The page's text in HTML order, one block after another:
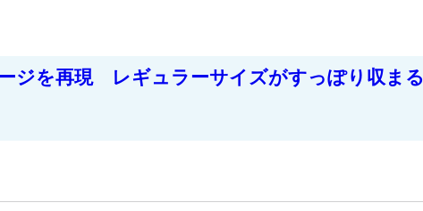
ジを再現 レギュラーサイズがすっぽり収まる